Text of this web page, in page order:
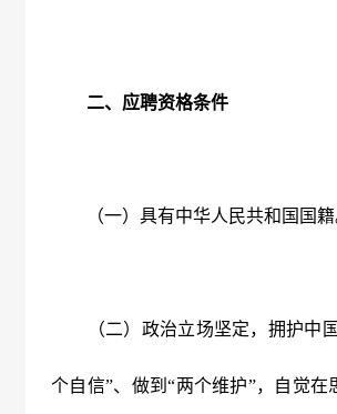
二、应聘资格条件
（一）具有中华人民共和国国籍
（二）政治立场坚定，拥护中国
个自信”、做到“两个维护”，自觉